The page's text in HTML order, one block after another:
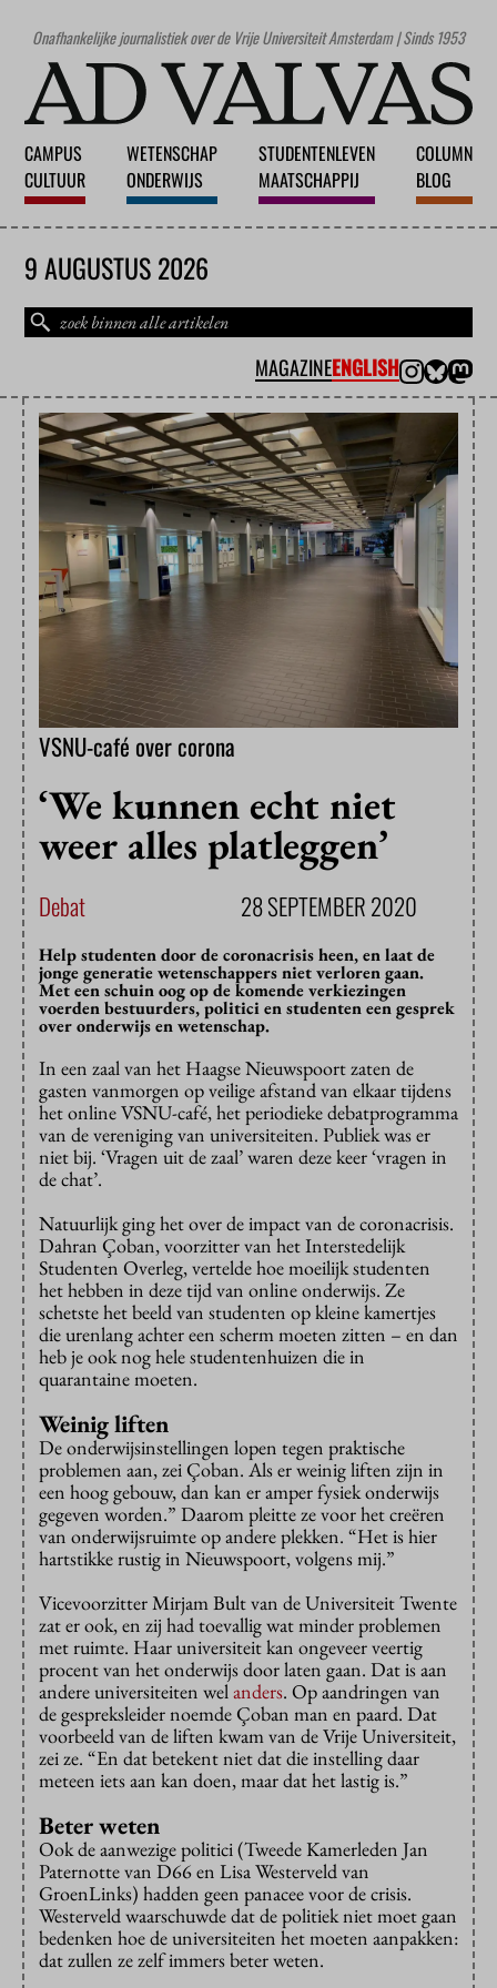
Onafhankelijke journalistiek over de Vrije Universiteit Amsterdam | Sinds 1953
CAMPUS
CULTUUR
WETENSCHAP
ONDERWIJS
STUDENTENLEVEN
MAATSCHAPPIJ
COLUMN
BLOG
9 AUGUSTUS 2026
MAGAZINEENGLISH
VSNU-café over corona
‘We kunnen echt niet
weer alles platleggen’
Debat 28 SEPTEMBER 2020
Help studenten door de coronacrisis heen, en laat de
jonge generatie wetenschappers niet verloren gaan.
Met een schuin oog op de komende verkiezingen
voerden bestuurders, politici en studenten een gesprek
over onderwijs en wetenschap.
In een zaal van het Haagse Nieuwspoort zaten de
gasten vanmorgen op veilige afstand van elkaar tijdens
het online VSNU-café, het periodieke debatprogramma
van de vereniging van universiteiten. Publiek was er
niet bij. ‘Vragen uit de zaal’ waren deze keer ‘vragen in
de chat’.
Natuurlijk ging het over de impact van de coronacrisis.
Dahran Çoban, voorzitter van het Interstedelijk
Studenten Overleg, vertelde hoe moeilijk studenten
het hebben in deze tijd van online onderwijs. Ze
schetste het beeld van studenten op kleine kamertjes
die urenlang achter een scherm moeten zitten – en dan
heb je ook nog hele studentenhuizen die in
quarantaine moeten.
Weinig liften
De onderwijsinstellingen lopen tegen praktische
problemen aan, zei Çoban. Als er weinig liften zijn in
een hoog gebouw, dan kan er amper fysiek onderwijs
gegeven worden.” Daarom pleitte ze voor het creëren
van onderwijsruimte op andere plekken. “Het is hier
hartstikke rustig in Nieuwspoort, volgens mij.”
Vicevoorzitter Mirjam Bult van de Universiteit Twente
zat er ook, en zij had toevallig wat minder problemen
met ruimte. Haar universiteit kan ongeveer veertig
procent van het onderwijs door laten gaan. Dat is aan
andere universiteiten welanders. Op aandringen van
de gespreksleider noemde Çoban man en paard. Dat
voorbeeld van de liften kwam van de Vrije Universiteit,
zei ze. “En dat betekent niet dat die instelling daar
meteen iets aan kan doen, maar dat het lastig is.”
Beter weten
Ook de aanwezige politici (Tweede Kamerleden Jan
Paternotte van D66 en Lisa Westerveld van
GroenLinks) hadden geen panacee voor de crisis.
Westerveld waarschuwde dat de politiek niet moet gaan
bedenken hoe de universiteiten het moeten aanpakken:
dat zullen ze zelf immers beter weten.